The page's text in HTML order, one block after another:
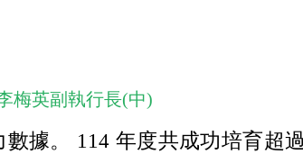
梅英副執行長(中)
據。 114 年度共成功培育超